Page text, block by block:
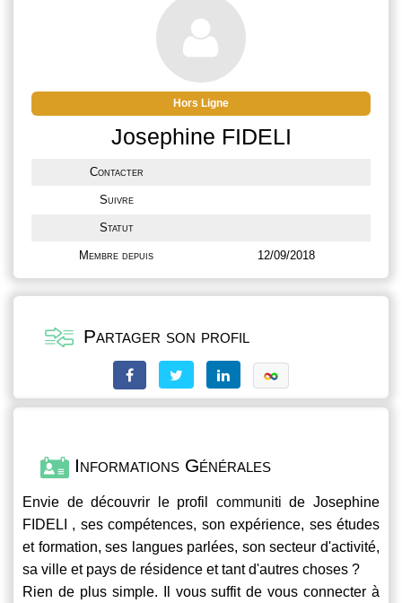
Hors Ligne
Josephine FIDELI
Contacter
Suivre
Statut
Membre depuis 12/09/2018
Partager son profil
Informations Générales
Envie de découvrir le profil communiti de Josephine
FIDELI , ses compétences, son expérience, ses études
et formation, ses langues parlées, son secteur d'activité,
sa ville et pays de résidence et tant d'autres choses ?
Rien de plus simple. Il vous suffit de vous connecter à